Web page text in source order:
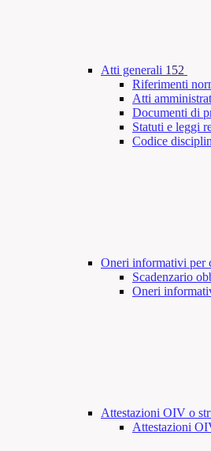
Atti generali 152
Riferimenti
Atti
Documenti di
Statuti e leggi
Codice
Oneri informativi per
Scadenzario
Oneri
Attestazioni OIV o
Attestazioni